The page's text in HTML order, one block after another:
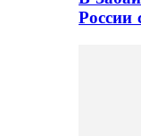
России